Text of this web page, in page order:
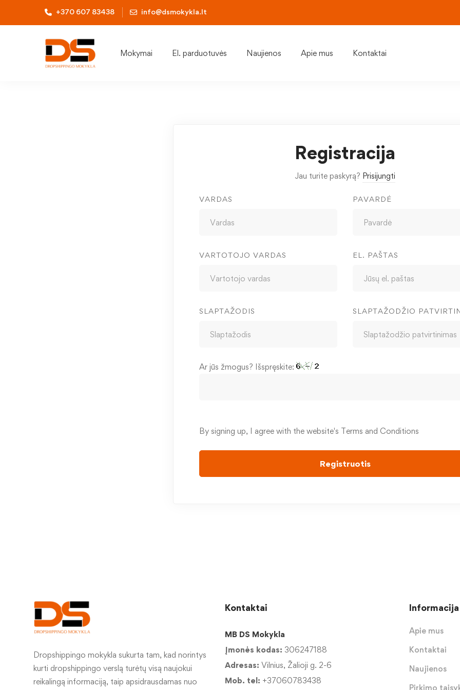
+370 607 83438 info@dsmokykla.lt
Mokymai El. parduotuvės Naujienos Apie mus Kontaktai
Registracija
Jau turite paskyrą? Prisijungti
VARDAS PAVARDĖ
VARTOTOJO VARDAS EL. PAŠTAS
SLAPTAŽODIS SLAPTAŽODŽIO
Ar jūs žmogus? Išspręskite:
By signing up, I agree with the website's Terms and Conditions
Registruotis
Dropshippingo mokykla sukurta tam, kad norintys
kurti dropshippingo verslą turėtų visą naujokui
reikalingą informaciją, taip apsidrausdamas nuo
Kontaktai
MB DS Mokykla
Įmonės kodas: 306247188
Adresas: Vilnius, Žalioji g. 2-6
Mob. tel: +37060783438
Informacija
Apie mus
Kontaktai
Naujienos
Pirkimo